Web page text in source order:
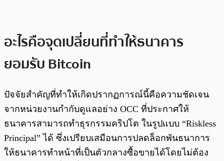
อะไรคือจุดเปลี่ยนที่ทำให้ธนาคาร
ยอมรับ Bitcoin
ปัจจัยสำคัญที่ทำให้เกิดปรากฏการณ์นี้คือความชัดเจน
จากหน่วยงานกำกับดูแลอย่าง OCC ที่ประกาศให้
ธนาคารสามารถทำธุรกรรมคริปโต ในรูปแบบ “Riskless
Principal” ได้ ซึ่งเปรียบเสมือนการปลดล็อกพันธนาการ
ให้ธนาคารทำหน้าที่เป็นตัวกลางซื้อขายได้โดยไม่ต้อง